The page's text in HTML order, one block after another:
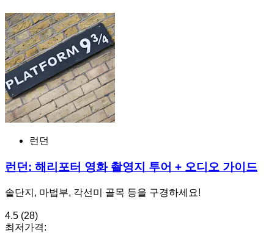
런던
런던: 해리포터 영화 촬영지 투어 + 오디오 가이드
솥단지, 마법부, 각선미 골목 등을 구경하세요!
4.5 (28)
최저가격: